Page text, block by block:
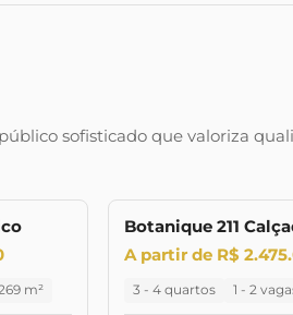
sofisticado que valoriza
m²
LANÇAMENTO
Botanique 211
A partir de R$
3 - 4 quartos 1 - 2